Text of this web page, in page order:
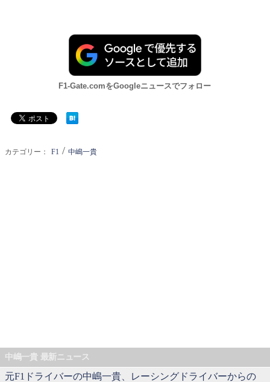
F1-Gate.comをGoogleニュースでフォロー
カテゴリー： F1 / 中嶋一貴
中嶋一貴 最新ニュース
元F1ドライバーの中嶋一貴、レーシングドライバーからの